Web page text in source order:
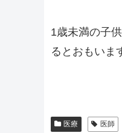
1歳未満の子
るとおもいま
医療 医師